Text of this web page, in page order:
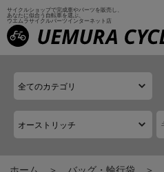
サイクルショップで完成車やパーツを販売し、
あなたに似合う自転車を選ぶ、
ウエムラサイクルパーツインターネット店
ホーム バッグ・輪行袋